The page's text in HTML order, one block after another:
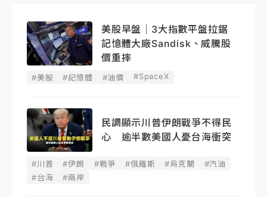
美股早盤｜3大指數平盤拉鋸
記憶體大廠Sandisk、威騰股
價重摔
#美股 #記憶體 #油價 #SpaceX
民調顯示川普伊朗戰爭不得民
心 逾半數美國人憂台海衝突
#川普 #伊朗 #戰爭 #俄羅斯 #烏克蘭
#汽油
#台海
#兩岸